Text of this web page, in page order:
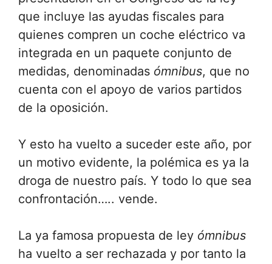
que incluye las ayudas fiscales para
quienes compren un coche eléctrico va
integrada en un paquete conjunto de
medidas, denominadas ómnibus, que no
cuenta con el apoyo de varios partidos
de la oposición.
Y esto ha vuelto a suceder este año, por
un motivo evidente, la polémica es ya la
droga de nuestro país. Y todo lo que sea
confrontación….. vende.
La ya famosa propuesta de ley ómnibus
ha vuelto a ser rechazada y por tanto la